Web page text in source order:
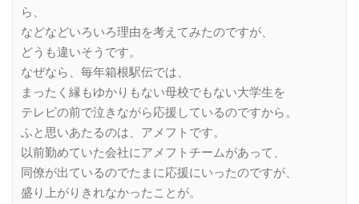
ら、
などなどいろいろ理由を考えてみたのですが、
どうも違いそうです。
なぜなら、毎年箱根駅伝では、
まったく縁もゆかりもない母校でもない大学生を
テレビの前で泣きながら応援しているのですから。
ふと思いあたるのは、アメフトです。
以前勤めていた会社にアメフトチームがあって、
同僚が出ているのでたまに応援にいったのですが、
盛り上がりきれなかったことが。